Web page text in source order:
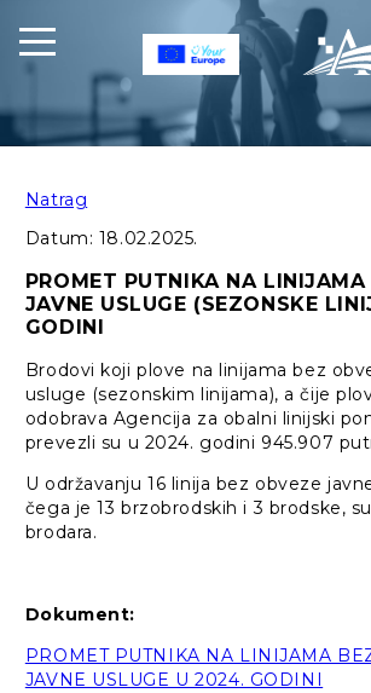
Natrag
Datum: 18.02.2025.
PROMET PUTNIKA NA
JAVNE USLUGE (SEZONSKE
GODINI
Brodovi koji plove na linijama bez
usluge (sezonskim linijama), a čije
odobrava Agencija za obalni linijski
prevezli su u 2024. godini 945.907
U održavanju 16 linija bez obveze
čega je 13 brzobrodskih i 3 brodske,
brodara.
Dokument:
PROMET PUTNIKA NA LINIJAMA
JAVNE USLUGE U 2024. GODINI